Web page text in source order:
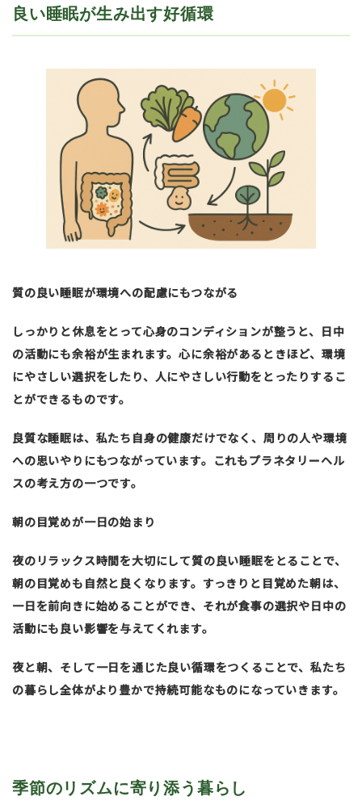
良い睡眠が生み出す好循環
質の良い睡眠が環境への配慮にもつながる
しっかりと休息をとって心身のコンディションが整うと、日中
の活動にも余裕が生まれます。心に余裕があるときほど、環境
にやさしい選択をしたり、人にやさしい行動をとったりするこ
とができるものです。
良質な睡眠は、私たち自身の健康だけでなく、周りの人や環境
への思いやりにもつながっています。これもプラネタリーヘル
スの考え方の一つです。
朝の目覚めが一日の始まり
夜のリラックス時間を大切にして質の良い睡眠をとることで、
朝の目覚めも自然と良くなります。すっきりと目覚めた朝は、
一日を前向きに始めることができ、それが食事の選択や日中の
活動にも良い影響を与えてくれます。
夜と朝、そして一日を通じた良い循環をつくることで、私たち
の暮らし全体がより豊かで持続可能なものになっていきます。
季節のリズムに寄り添う暮らし